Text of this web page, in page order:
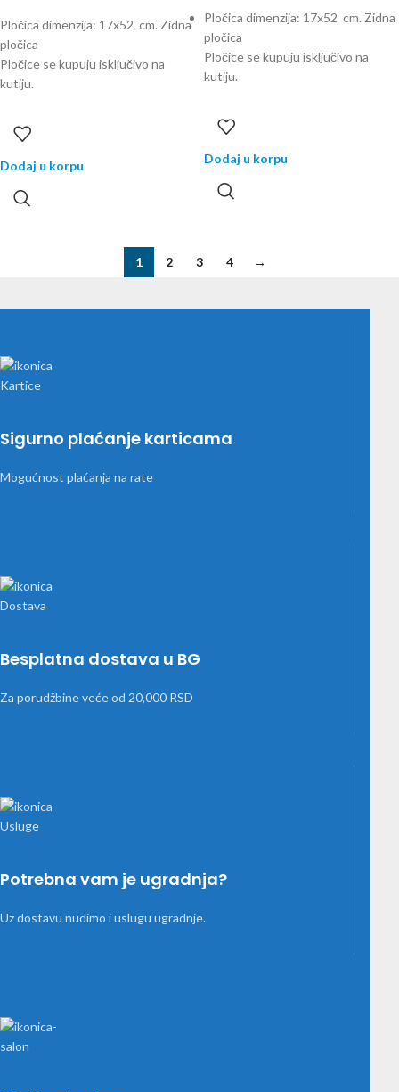
Pločica dimenzija: 17x52 cm. Zidna
pločica
Pločice se kupuju isključivo na
kutiju.
Dodaj u korpu
Pločica dimenzija: 17x52 cm. Zidna
pločica
Pločice se kupuju isključivo na
kutiju.
Dodaj u korpu
1 2 3 4 →
Sigurno plaćanje karticama
Mogućnost plaćanja na rate
Besplatna dostava u BG
Za porudžbine veće od 20,000 RSD
Potrebna vam je ugradnja?
Uz dostavu nudimo i uslugu ugradnje.